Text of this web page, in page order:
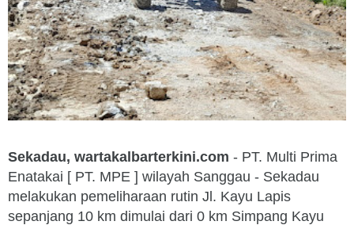
Sekadau, wartakalbarterkini.com - PT. Multi Prima
Enatakai [ PT. MPE ] wilayah Sanggau - Sekadau
melakukan pemeliharaan rutin Jl. Kayu Lapis
sepanjang 10 km dimulai dari 0 km Simpang Kayu